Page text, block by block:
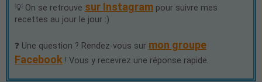
💡 On se retrouve sur Instagram pour suivre mes
recettes au jour le jour :)
❓ Une question ? Rendez-vous sur mon groupe
Facebook ! Vous y recevrez une réponse rapide.